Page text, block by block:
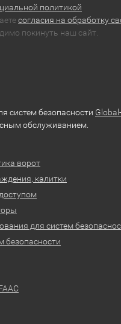
политикой
согласия на обработку
покинуть наш сайт.
систем безопасности Global-
обслуживанием.
ворот
калитки
для систем
безопасности